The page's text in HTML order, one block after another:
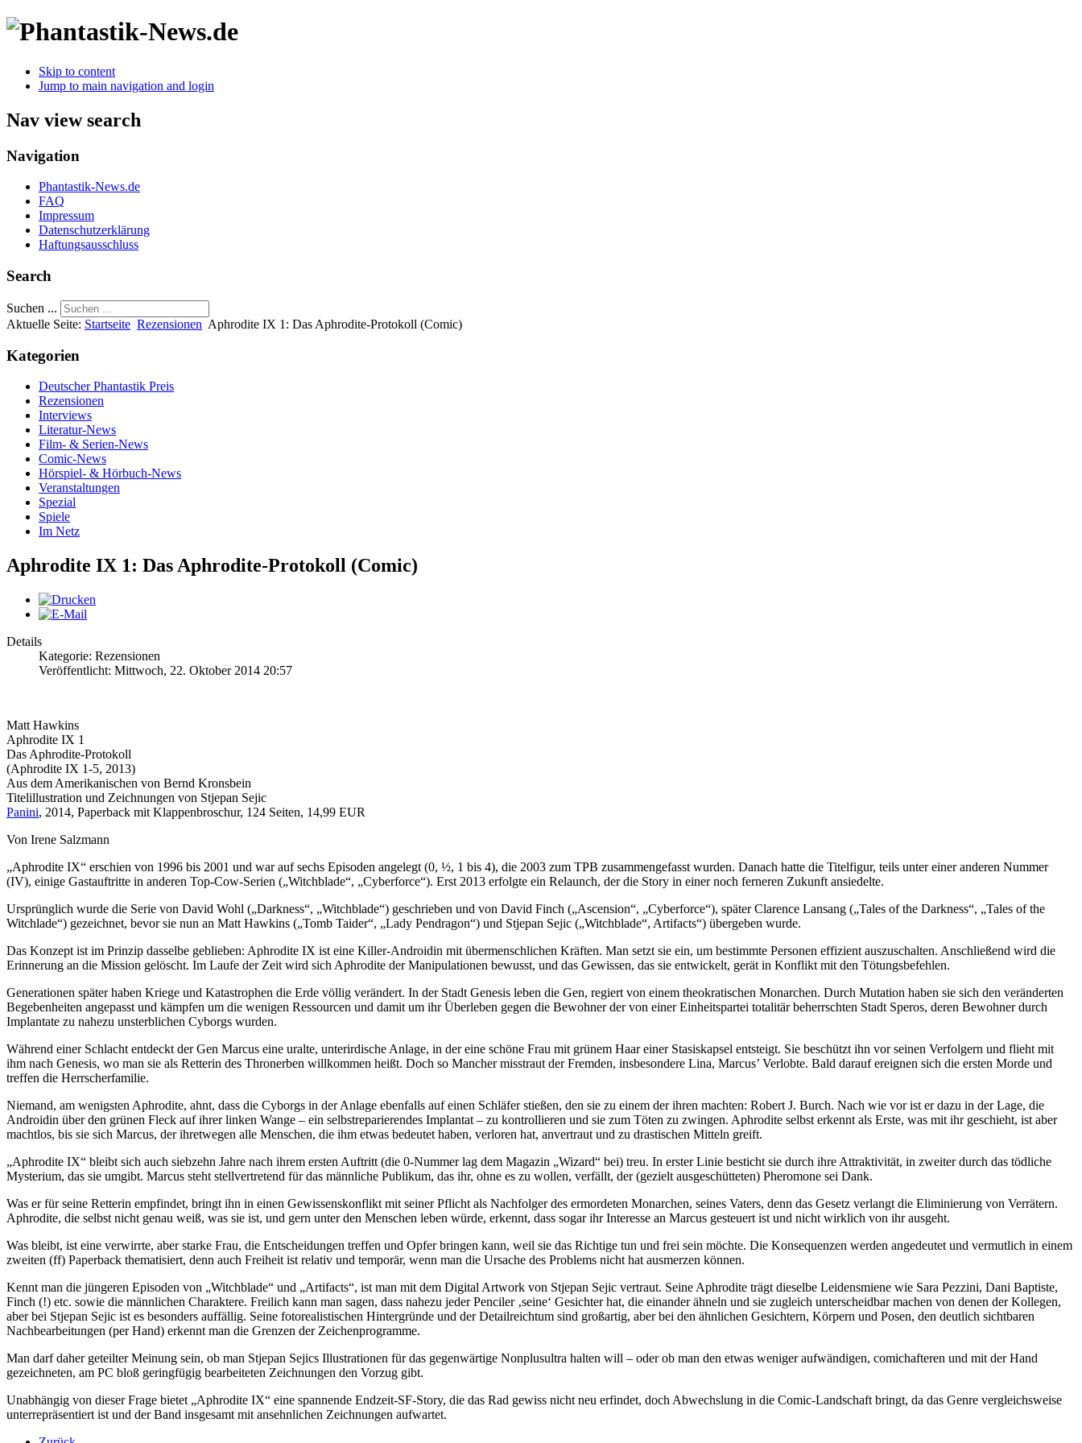
Skip to content
Jump to main navigation and login
Nav view search
Navigation
Phantastik-News.de
FAQ
Impressum
Datenschutzerklärung
Haftungsausschluss
Search
Suchen ...
Aktuelle Seite: Startseite Rezensionen Aphrodite IX 1: Das Aphrodite-Protokoll (Comic)
Kategorien
Deutscher Phantastik Preis
Rezensionen
Interviews
Literatur-News
Film- & Serien-News
Comic-News
Hörspiel- & Hörbuch-News
Veranstaltungen
Spezial
Spiele
Im Netz
Aphrodite IX 1: Das Aphrodite-Protokoll (Comic)
Details
Kategorie: Rezensionen
Veröffentlicht: Mittwoch, 22. Oktober 2014 20:57
Matt Hawkins
Aphrodite IX 1
Das Aphrodite-Protokoll
(Aphrodite IX 1-5, 2013)
Aus dem Amerikanischen von Bernd Kronsbein
Titelillustration und Zeichnungen von Stjepan Sejic
Panini, 2014, Paperback mit Klappenbroschur, 124 Seiten, 14,99 EUR
Von Irene Salzmann
„Aphrodite IX“ erschien von 1996 bis 2001 und war auf sechs Episoden angelegt (0, ½, 1 bis 4), die 2003 zum TPB zusammengefasst wurden. Danach hatte die Titelfigur, teils unter einer anderen Nummer
(IV), einige Gastauftritte in anderen Top-Cow-Serien („Witchblade“, „Cyberforce“). Erst 2013 erfolgte ein Relaunch, der die Story in einer noch ferneren Zukunft ansiedelte.
Ursprünglich wurde die Serie von David Wohl („Darkness“, „Witchblade“) geschrieben und von David Finch („Ascension“, „Cyberforce“), später Clarence Lansang („Tales of the Darkness“, „Tales of the
Witchlade“) gezeichnet, bevor sie nun an Matt Hawkins („Tomb Taider“, „Lady Pendragon“) und Stjepan Sejic („Witchblade“, Artifacts“) übergeben wurde.
Das Konzept ist im Prinzip dasselbe geblieben: Aphrodite IX ist eine Killer-Androidin mit übermenschlichen Kräften. Man setzt sie ein, um bestimmte Personen effizient auszuschalten. Anschließend wird die
Erinnerung an die Mission gelöscht. Im Laufe der Zeit wird sich Aphrodite der Manipulationen bewusst, und das Gewissen, das sie entwickelt, gerät in Konflikt mit den Tötungsbefehlen.
Generationen später haben Kriege und Katastrophen die Erde völlig verändert. In der Stadt Genesis leben die Gen, regiert von einem theokratischen Monarchen. Durch Mutation haben sie sich den veränderten
Begebenheiten angepasst und kämpfen um die wenigen Ressourcen und damit um ihr Überleben gegen die Bewohner der von einer Einheitspartei totalitär beherrschten Stadt Speros, deren Bewohner durch
Implantate zu nahezu unsterblichen Cyborgs wurden.
Während einer Schlacht entdeckt der Gen Marcus eine uralte, unterirdische Anlage, in der eine schöne Frau mit grünem Haar einer Stasiskapsel entsteigt. Sie beschützt ihn vor seinen Verfolgern und flieht mit
ihm nach Genesis, wo man sie als Retterin des Thronerben willkommen heißt. Doch so Mancher misstraut der Fremden, insbesondere Lina, Marcus’ Verlobte. Bald darauf ereignen sich die ersten Morde und
treffen die Herrscherfamilie.
Niemand, am wenigsten Aphrodite, ahnt, dass die Cyborgs in der Anlage ebenfalls auf einen Schläfer stießen, den sie zu einem der ihren machten: Robert J. Burch. Nach wie vor ist er dazu in der Lage, die
Androidin über den grünen Fleck auf ihrer linken Wange – ein selbstreparierendes Implantat – zu kontrollieren und sie zum Töten zu zwingen. Aphrodite selbst erkennt als Erste, was mit ihr geschieht, ist aber
machtlos, bis sie sich Marcus, der ihretwegen alle Menschen, die ihm etwas bedeutet haben, verloren hat, anvertraut und zu drastischen Mitteln greift.
„Aphrodite IX“ bleibt sich auch siebzehn Jahre nach ihrem ersten Auftritt (die 0-Nummer lag dem Magazin „Wizard“ bei) treu. In erster Linie besticht sie durch ihre Attraktivität, in zweiter durch das tödliche
Mysterium, das sie umgibt. Marcus steht stellvertretend für das männliche Publikum, das ihr, ohne es zu wollen, verfällt, der (gezielt ausgeschütteten) Pheromone sei Dank.
Was er für seine Retterin empfindet, bringt ihn in einen Gewissenskonflikt mit seiner Pflicht als Nachfolger des ermordeten Monarchen, seines Vaters, denn das Gesetz verlangt die Eliminierung von Verrätern.
Aphrodite, die selbst nicht genau weiß, was sie ist, und gern unter den Menschen leben würde, erkennt, dass sogar ihr Interesse an Marcus gesteuert ist und nicht wirklich von ihr ausgeht.
Was bleibt, ist eine verwirrte, aber starke Frau, die Entscheidungen treffen und Opfer bringen kann, weil sie das Richtige tun und frei sein möchte. Die Konsequenzen werden angedeutet und vermutlich in einem
zweiten (ff) Paperback thematisiert, denn auch Freiheit ist relativ und temporär, wenn man die Ursache des Problems nicht hat ausmerzen können.
Kennt man die jüngeren Episoden von „Witchblade“ und „Artifacts“, ist man mit dem Digital Artwork von Stjepan Sejic vertraut. Seine Aphrodite trägt dieselbe Leidensmiene wie Sara Pezzini, Dani Baptiste,
Finch (!) etc. sowie die männlichen Charaktere. Freilich kann man sagen, dass nahezu jeder Penciler ‚seine‘ Gesichter hat, die einander ähneln und sie zugleich unterscheidbar machen von denen der Kollegen,
aber bei Stjepan Sejic ist es besonders auffällig. Seine fotorealistischen Hintergründe und der Detailreichtum sind großartig, aber bei den ähnlichen Gesichtern, Körpern und Posen, den deutlich sichtbaren
Nachbearbeitungen (per Hand) erkennt man die Grenzen der Zeichenprogramme.
Man darf daher geteilter Meinung sein, ob man Stjepan Sejics Illustrationen für das gegenwärtige Nonplusultra halten will – oder ob man den etwas weniger aufwändigen, comichafteren und mit der Hand
gezeichneten, am PC bloß geringfügig bearbeiteten Zeichnungen den Vorzug gibt.
Unabhängig von dieser Frage bietet „Aphrodite IX“ eine spannende Endzeit-SF-Story, die das Rad gewiss nicht neu erfindet, doch Abwechslung in die Comic-Landschaft bringt, da das Genre vergleichsweise
unterrepräsentiert ist und der Band insgesamt mit ansehnlichen Zeichnungen aufwartet.